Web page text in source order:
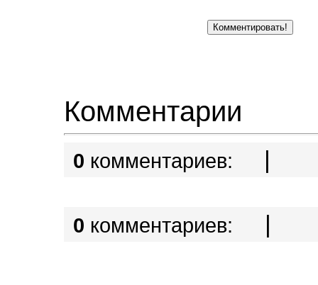
Комментарии
0 комментариев: |
0 комментариев: |